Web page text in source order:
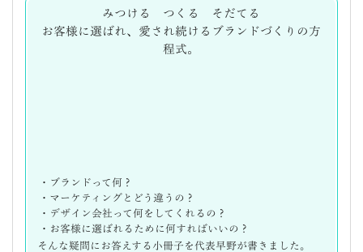
みつける つくる そだてる
お客様に選ばれ、愛され続けるブランドづくりの方
程式。
・ブランドって何？
・マーケティングとどう違うの？
・デザイン会社って何をしてくれるの？
・お客様に選ばれるために何すればいいの？
そんな疑問にお答えする小冊子を代表早野が書きました。